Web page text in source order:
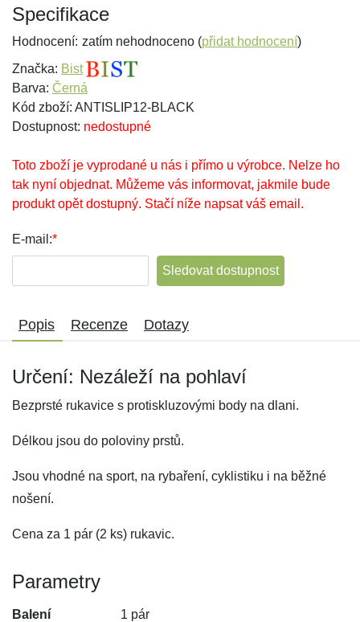
Specifikace
Hodnocení: zatím nehodnoceno (přidat hodnocení)
Značka: Bist
Barva: Černá
Kód zboží: ANTISLIP12-BLACK
Dostupnost: nedostupné
Toto zboží je vyprodané u nás i přímo u výrobce. Nelze ho
tak nyní objednat. Můžeme vás informovat, jakmile bude
produkt opět dostupný. Stačí níže napsat váš email.
E-mail:*
Sledovat dostupnost
Popis Recenze Dotazy
Určení: Nezáleží na pohlaví
Bezprsté rukavice s protiskluzovými body na dlani.
Délkou jsou do poloviny prstů.
Jsou vhodné na sport, na rybaření, cyklistiku i na běžné
nošení.
Cena za 1 pár (2 ks) rukavic.
Parametry
Balení 1 pár